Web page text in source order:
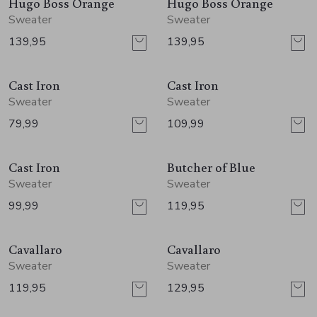
Schoenen
Shirts en tops
Truien en vesten
T-shirts en polos
Truien en vesten
Sokken
Tassen
Sweater
139,95
Sweater
139,95
Cast Iron
Sweater
79,99
Cast Iron
Sweater
109,99
Cast Iron
Sweater
99,99
Butcher of Blue
Sweater
119,95
Cavallaro
Sweater
119,95
Cavallaro
Sweater
129,95